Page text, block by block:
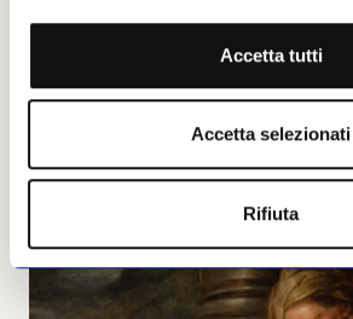
Accetta tutti
Accetta selezionati
Rifiuta
spettacolo pirotecnico dell’artista cinese
del Beaubourg, chiuso al pubblico per
Cecilia Paccagnella
21 ottobre 2025